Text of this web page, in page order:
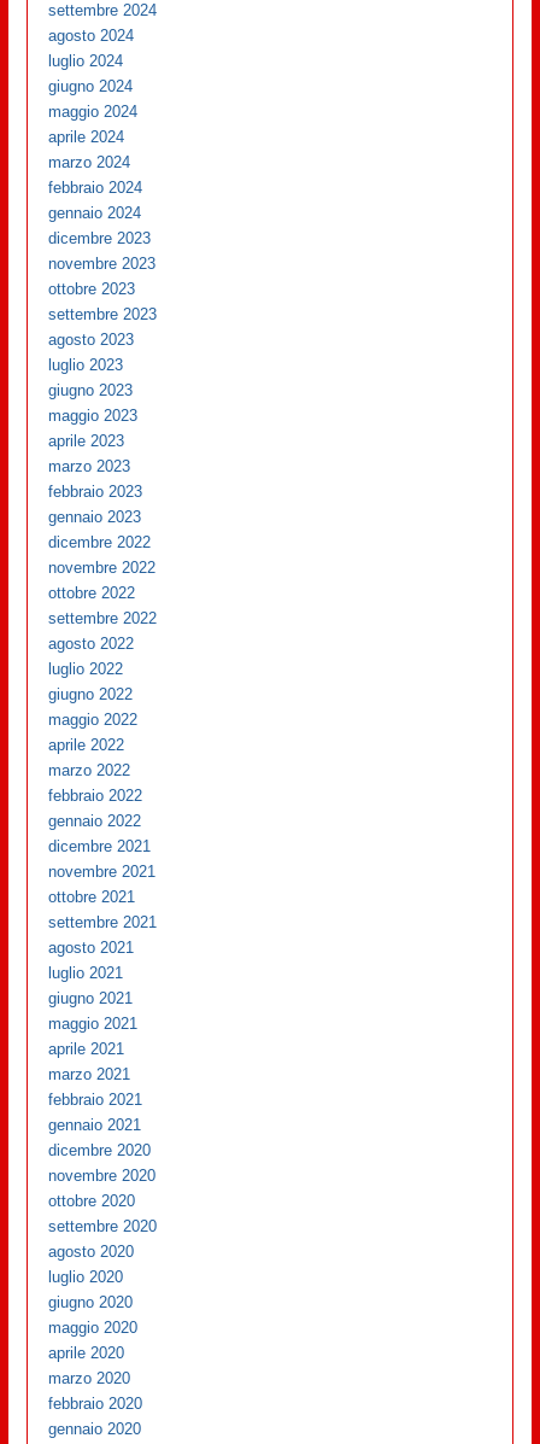
settembre 2024
agosto 2024
luglio 2024
giugno 2024
maggio 2024
aprile 2024
marzo 2024
febbraio 2024
gennaio 2024
dicembre 2023
novembre 2023
ottobre 2023
settembre 2023
agosto 2023
luglio 2023
giugno 2023
maggio 2023
aprile 2023
marzo 2023
febbraio 2023
gennaio 2023
dicembre 2022
novembre 2022
ottobre 2022
settembre 2022
agosto 2022
luglio 2022
giugno 2022
maggio 2022
aprile 2022
marzo 2022
febbraio 2022
gennaio 2022
dicembre 2021
novembre 2021
ottobre 2021
settembre 2021
agosto 2021
luglio 2021
giugno 2021
maggio 2021
aprile 2021
marzo 2021
febbraio 2021
gennaio 2021
dicembre 2020
novembre 2020
ottobre 2020
settembre 2020
agosto 2020
luglio 2020
giugno 2020
maggio 2020
aprile 2020
marzo 2020
febbraio 2020
gennaio 2020